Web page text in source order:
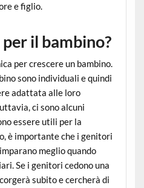
e figlio.
il bambino?
per crescere un bambino.
sono individuali e quindi
adattata alle loro
ci sono alcuni
essere utili per la
è importante che i genitori
meglio quando
Se i genitori cedono una
subito e cercherà di